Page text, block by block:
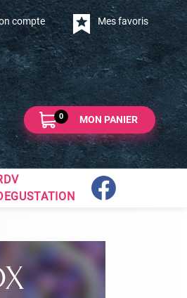
Mes favoris
compte
MON PANIER
0